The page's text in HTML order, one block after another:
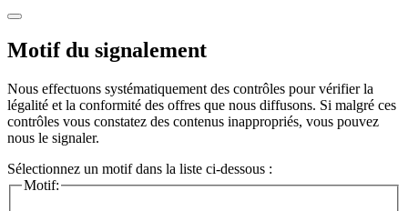
Motif du signalement
Nous effectuons systématiquement des contrôles pour vérifier la
légalité et la conformité des offres que nous diffusons. Si malgré ces
contrôles vous constatez des contenus inappropriés, vous pouvez
nous le signaler.
Sélectionnez un motif dans la liste ci-dessous :
Motif: